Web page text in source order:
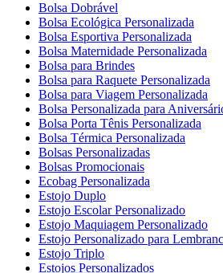
Bolsa Dobrável
Bolsa Ecológica Personalizada
Bolsa Esportiva Personalizada
Bolsa Maternidade Personalizada
Bolsa para Brindes
Bolsa para Raquete Personalizada
Bolsa para Viagem Personalizada
Bolsa Personalizada para
Bolsa Porta Tênis Personalizada
Bolsa Térmica Personalizada
Bolsas Personalizadas
Bolsas Promocionais
Ecobag Personalizada
Estojo Duplo
Estojo Escolar Personalizado
Estojo Maquiagem Personalizado
Estojo Personalizado para
Estojo Triplo
Estojos Personalizados